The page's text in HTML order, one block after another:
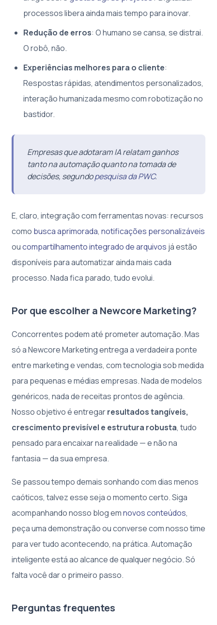
processos libera ainda mais tempo para inovar.
Redução de erros: O humano se cansa, se distrai.
O robô, não.
Experiências melhores para o cliente:
Respostas rápidas, atendimentos personalizados,
interação humanizada mesmo com robotização no
bastidor.
Empresas que adotaram IA relatam ganhos
tanto na automação quanto na tomada de
decisões, segundopesquisa da PWC.
E, claro, integração com ferramentas novas: recursos
como busca aprimorada, notificações personalizáveis
oucompartilhamento integrado de arquivos já estão
disponíveis para automatizar ainda mais cada
processo. Nada fica parado, tudo evolui.
Por que escolher a Newcore Marketing?
Concorrentes podem até prometer automação. Mas
só a Newcore Marketing entrega a verdadeira ponte
entre marketing e vendas, com tecnologia sob medida
para pequenas e médias empresas. Nada de modelos
genéricos, nada de receitas prontos de agência.
Nosso objetivo é entregarresultados tangíveis,
crescimento previsível e estrutura robusta, tudo
pensado para encaixar na realidade — e não na
fantasia — da sua empresa.
Se passou tempo demais sonhando com dias menos
caóticos, talvez esse seja o momento certo. Siga
acompanhando nosso blog emnovos conteúdos,
peça uma demonstração ou converse com nosso time
para ver tudo acontecendo, na prática. Automação
inteligente está ao alcance de qualquer negócio. Só
falta você dar o primeiro passo.
Perguntas frequentes